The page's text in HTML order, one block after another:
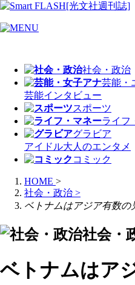
社会・政治
芸能・
芸能インタビュー
スポーツ
ライフ
グラビア
アイドル大人のエンタメ
コミック
HOME >
社会・政治 >
ベトナムはアジア有数
社会・
ベトナムはア